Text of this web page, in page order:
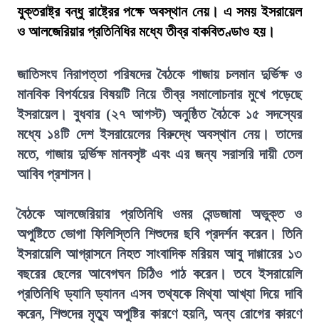
যুক্তরাষ্ট্র বন্ধু রাষ্ট্রের পক্ষে অবস্থান নেয়। এ সময় ইসরায়েল
ও আলজেরিয়ার প্রতিনিধির মধ্যে তীব্র বাকবিতণ্ডাও হয়।
জাতিসংঘ নিরাপত্তা পরিষদের বৈঠকে গাজায় চলমান দুর্ভিক্ষ ও
মানবিক বিপর্যয়ের বিষয়টি নিয়ে তীব্র সমালোচনার মুখে পড়েছে
ইসরায়েল। বুধবার (২৭ আগস্ট) অনুষ্ঠিত বৈঠকে ১৫ সদস্যের
মধ্যে ১৪টি দেশ ইসরায়েলের বিরুদ্ধে অবস্থান নেয়। তাদের
মতে, গাজায় দুর্ভিক্ষ মানবসৃষ্ট এবং এর জন্য সরাসরি দায়ী তেল
আবিব প্রশাসন।
বৈঠকে আলজেরিয়ার প্রতিনিধি ওমর বেন্ডজামা অভুক্ত ও
অপুষ্টিতে ভোগা ফিলিস্তিনি শিশুদের ছবি প্রদর্শন করেন। তিনি
ইসরায়েলি আগ্রাসনে নিহত সাংবাদিক মরিয়ম আবু দাগ্গারের ১৩
বছরের ছেলের আবেগঘন চিঠিও পাঠ করেন। তবে ইসরায়েলি
প্রতিনিধি ড্যানি ড্যানন এসব তথ্যকে মিথ্যা আখ্যা দিয়ে দাবি
করেন, শিশুদের মৃত্যু অপুষ্টির কারণে হয়নি, অন্য রোগের কারণে